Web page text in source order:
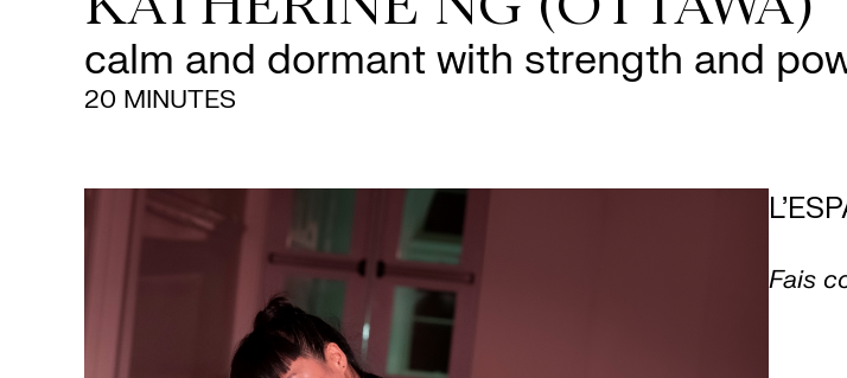
calm and dormant with strength and
20 MINUTES
Fais